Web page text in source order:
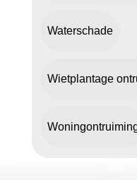
Waterschade
Wietplantage